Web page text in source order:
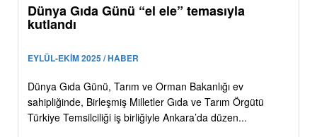
Dünya Gıda Günü “el ele” temasıyla
kutlandı
EYLÜL-EKİM 2025 / HABER
Dünya Gıda Günü, Tarım ve Orman Bakanlığı ev
sahipliğinde, Birleşmiş Milletler Gıda ve Tarım Örgütü
Türkiye Temsilciliği iş birliğiyle Ankara’da düzen...